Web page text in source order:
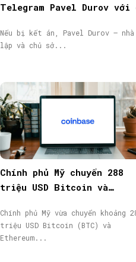
Telegram Pavel Durov với
lệnh truy nã quốc tế
Nếu bị kết án, Pavel Durov – nhà
lập và chủ sở...
Chính phủ Mỹ chuyển 288
triệu USD Bitcoin và
Coinbase Prime
Chính phủ Mỹ vừa chuyển khoảng
triệu USD Bitcoin (BTC) và
Ethereum...